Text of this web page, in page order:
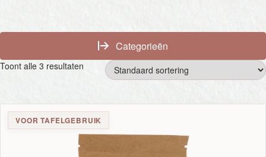
Categorieën
Toont alle 3 resultaten
VOOR TAFELGEBRUIK